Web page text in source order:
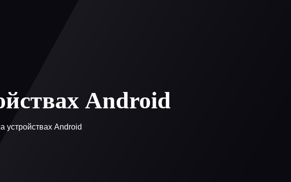
Android
устройствах Android